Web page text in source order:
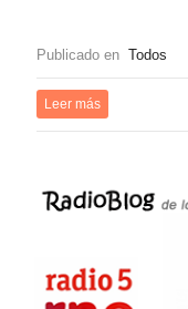
Publicado en Todos
Leer más